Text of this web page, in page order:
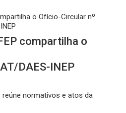
compartilha o
DAES-INEP